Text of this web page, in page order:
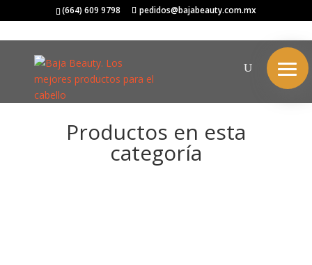
(664) 609 9798 pedidos@bajabeauty.com.mx
Productos en esta
categoría